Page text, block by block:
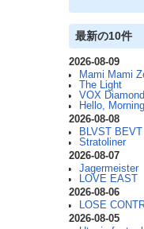
最新の10件
2026-08-09
Mami Mami
The Light
VOX Diamond
Hello, Morning
2026-08-08
BLVST BEVT
Stratoliner
2026-08-07
Jagermeister
LOVE EAST
2026-08-06
LOSE
2026-08-05